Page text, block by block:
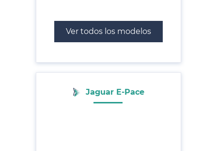
Ver todos los modelos
Jaguar E-Pace